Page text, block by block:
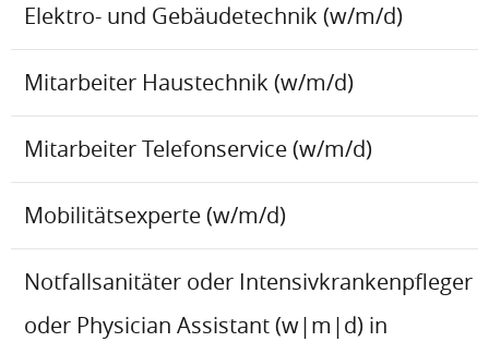
Elektro- und Gebäudetechnik (w/m/d)
Mitarbeiter Haustechnik (w/m/d)
Mitarbeiter Telefonservice (w/m/d)
Mobilitätsexperte (w/m/d)
Notfallsanitäter oder Intensivkrankenpfleger
oder Physician Assistant (w|m|d) in